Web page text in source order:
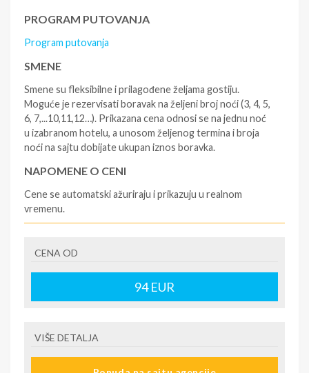
PROGRAM PUTOVANJA
Program putovanja
SMENE
Smene su fleksibilne i prilagođene željama gostiju.
Moguće je rezervisati boravak na željeni broj noći (3, 4, 5,
6, 7,...10,11,12…). Prikazana cena odnosi se na jednu noć
u izabranom hotelu, a unosom željenog termina i broja
noći na sajtu dobijate ukupan iznos boravka.
NAPOMENE O CENI
Cene se automatski ažuriraju i prikazuju u realnom
vremenu.
- rezervisane i potvrđene usluge u izabranoj smeštajnoj
jedinici prema opisu - korišćenje hotelskih sadržaja
prema opisu - uslugu rezervacije - organizaciju
putovanja
krizu) na destinaciji, plaćaju se na recepciji
CENA OD
94EUR
VIŠE DETALJA